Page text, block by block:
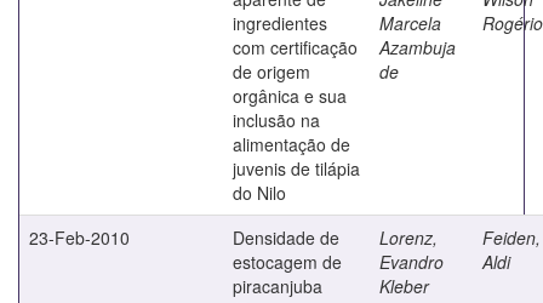
ingredientes
com certificação
de origem
orgânica e sua
inclusão na
alimentação de
juvenis de tilápia
do Nilo
Marcela
Azambuja
de
Rogério
23-Feb-2010
Densidade de
estocagem de
piracanjuba
Lorenz,
Evandro
Kleber
Feiden,
Aldi